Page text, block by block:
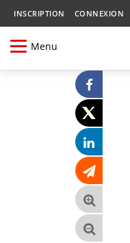
INSCRIPTION CONNEXION
Menu